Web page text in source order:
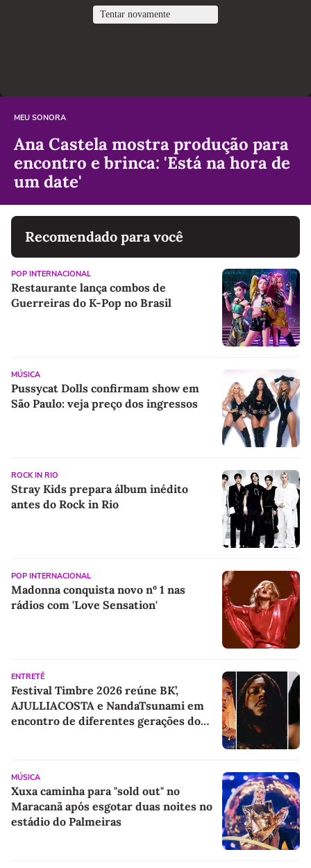
MEU SONORA
Ana Castela mostra produção para
encontro e brinca: 'Está na hora de
um date'
Recomendado para você
POP INTERNACIONAL
Restaurante lança combos de
Guerreiras do K-Pop no Brasil
MÚSICA
Pussycat Dolls confirmam show em
São Paulo: veja preço dos ingressos
ROCK IN RIO
Stray Kids prepara álbum inédito
antes do Rock in Rio
POP INTERNACIONAL
Madonna conquista novo nº 1 nas
rádios com 'Love Sensation'
ENTRETÊ
Festival Timbre 2026 reúne BK’,
AJULLIACOSTA e NandaTsunami em
encontro de diferentes gerações do
MÚSICA
Xuxa caminha para "sold out" no
Maracanã após esgotar duas noites no
estádio do Palmeiras